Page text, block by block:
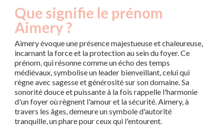
Que signifie le prénom
Aimery ?
Aimery évoque une présence majestueuse et chaleureuse,
incarnant la force et la protection au sein du foyer. Ce
prénom, qui résonne comme un écho des temps
médiévaux, symbolise un leader bienveillant, celui qui
règne avec sagesse et générosité sur son domaine. Sa
sonorité douce et puissante à la fois rappelle l'harmonie
d'un foyer où règnent l'amour et la sécurité. Aimery, à
travers les âges, demeure un symbole d'autorité
tranquille, un phare pour ceux qui l'entourent.